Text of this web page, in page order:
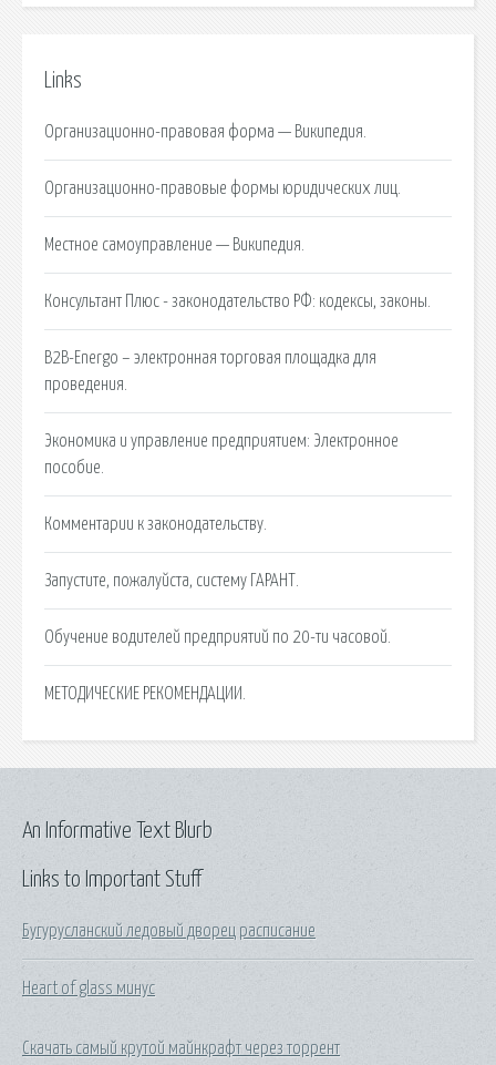
Links
Организационно-правовая форма — Википедия.
Организационно-правовые формы юридических лиц.
Местное самоуправление — Википедия.
Консультант Плюс - законодательство РФ: кодексы, законы.
B2B-Energo – электронная торговая площадка для
проведения.
Экономика и управление предприятием: Электронное
пособие.
Комментарии к законодательству.
Запустите, пожалуйста, систему ГАРАНТ.
Обучение водителей предприятий по 20-ти часовой.
МЕТОДИЧЕСКИЕ РЕКОМЕНДАЦИИ.
Links to Important Stuff
Бугурусланский ледовый дворец расписание
Heart of glass минус
Скачать самый крутой майнкрафт через торрент
An Informative Text Blurb